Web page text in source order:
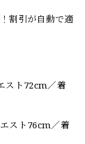
割引が自動で適
スト72cm／着
スト76cm／着